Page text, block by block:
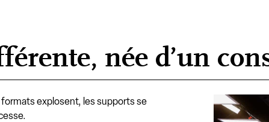
née d’un
explosent, les supports se